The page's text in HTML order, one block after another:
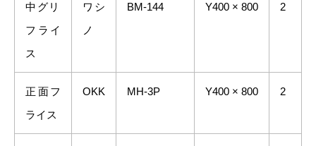
中グリ
フライ
ス
ワシ
ノ
BM-144 Y400 × 800 2
正面フ
ライス
OKK MH-3P Y400 × 800 2